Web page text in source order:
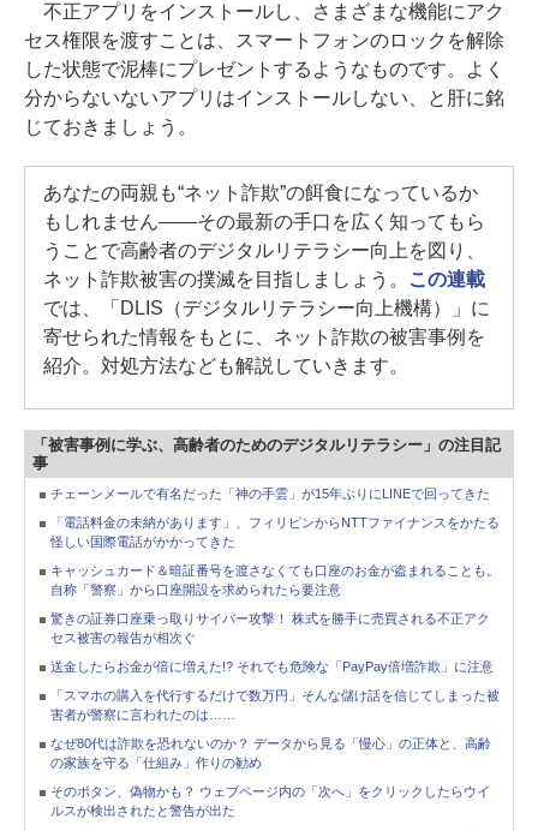
不正アプリをインストールし、さまざまな機能にアク
セス権限を渡すことは、スマートフォンのロックを解除
した状態で泥棒にプレゼントするようなものです。よく
分からないないアプリはインストールしない、と肝に銘
じておきましょう。
あなたの両親も“ネット詐欺”の餌食になっているか
もしれません――その最新の手口を広く知ってもら
うことで高齢者のデジタルリテラシー向上を図り、
ネット詐欺被害の撲滅を目指しましょう。
この連載
では、「DLIS（デジタルリテラシー向上機構）」に
寄せられた情報をもとに、ネット詐欺の被害事例を
紹介。対処方法なども解説していきます。
「被害事例に学ぶ、高齢者のためのデジタルリテラシー」の注目記
事
チェーンメールで有名だった「神の手雲」が15年ぶりにLINEで回ってきた
「電話料金の未納があります」、フィリピンからNTTファイナンスをかたる
怪しい国際電話がかかってきた
キャッシュカード＆暗証番号を渡さなくても口座のお金が盗まれることも。
自称「警察」から口座開設を求められたら要注意
驚きの証券口座乗っ取りサイバー攻撃！ 株式を勝手に売買される不正アク
セス被害の報告が相次ぐ
送金したらお金が倍に増えた!? それでも危険な「PayPay倍増詐欺」に注意
「スマホの購入を代行するだけで数万円」そんな儲け話を信じてしまった被
害者が警察に言われたのは……
なぜ80代は詐欺を恐れないのか？ データから見る「慢心」の正体と、高齢
の家族を守る「仕組み」作りの勧め
そのボタン、偽物かも？ ウェブページ内の「次へ」をクリックしたらウイ
ルスが検出されたと警告が出た